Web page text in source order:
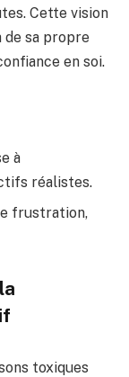
Cette vision
de sa propre
en soi.
à
réalistes.
frustration,
toxiques